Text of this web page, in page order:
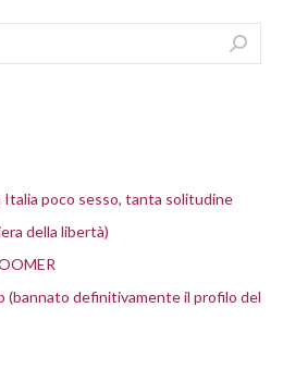
Italia poco sesso, tanta solitudine
della libertà)
(bannato definitivamente il profilo del